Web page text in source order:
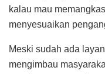
kalau mau
menyesuaikan
Meski sudah ada
mengimbau